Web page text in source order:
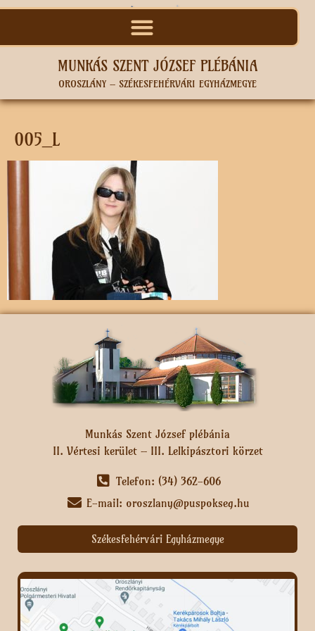
MUNKÁS SZENT JÓZSEF PLÉBÁNIA
OROSZLÁNY – SZÉKESFEHÉRVÁRI EGYHÁZMEGYE
005_L
Munkás Szent József plébánia
II. Vértesi kerület – III. Lelkipásztori körzet
Telefon: (34) 362-606
E-mail: oroszlany@puspokseg.hu
Székesfehérvári Egyházmegye